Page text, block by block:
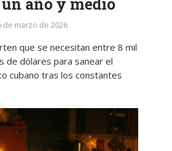
año y medio
de marzo de 2026
que se necesitan entre 8 mil
de dólares para sanear el
cubano tras los constantes